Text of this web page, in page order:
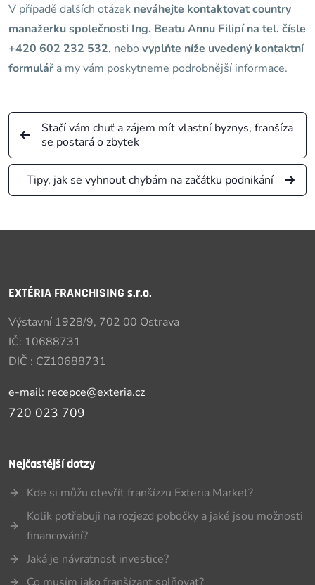
V případě dalších otázek neváhejte kontaktovat country
manažerku společnosti Ing. Beatu Annu Filipí na tel. čísle
+420 602 232 532, nebo vyplňte níže uvedený kontaktní
formulář a my vám poskytneme podrobnější informace.
Stačí vám chuť a zájem mít vlastní byznys, franšíza
se postará o zbytek
Tipy, jak se vyhnout chybám na začátku podnikání
EXTÉRIA FRANCHISING s.r.o.
Výstavní 1928/9, 702 00 Ostrava
IČ: 10688731
DIČ : CZ10688731
e-mail: recepce@exteria.cz
720 023 709
Nejčastější dotzy
Kde si můžu otevřít franšízzu Exteria Market?
Kolik potřebuji na rozjezd pobočky a jaké jsou možnosti
financování?
Jaká je návratnost investice?